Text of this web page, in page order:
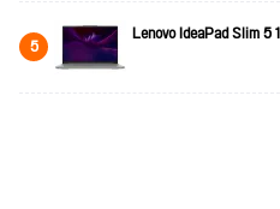
5 Lenovo IdeaPad Slim 5